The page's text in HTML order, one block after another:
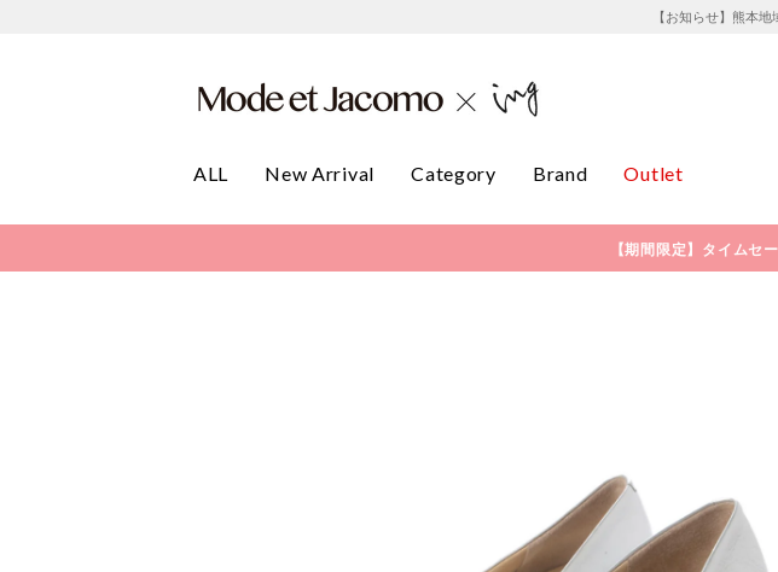
【お知らせ】熊本
ALL New Arrival Category Brand Outlet
【期間限定】タイムセ